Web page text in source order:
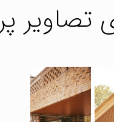
تصاویر